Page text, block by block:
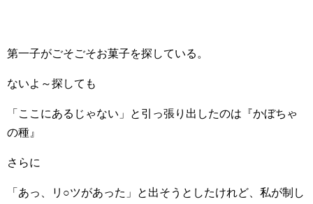
第一子がごそごそお菓子を探している。
ないよ～探しても
「ここにあるじゃない」と引っ張り出したのは『かぼちゃ
の種』
さらに
「あっ、リ○ツがあった」と出そうとしたけれど、私が制し